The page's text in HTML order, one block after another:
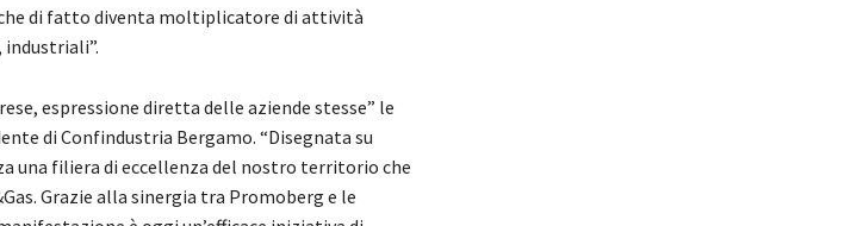
di fatto diventa moltiplicatore di attività
espressione diretta delle aziende stesse” le
di Confindustria Bergamo. “Disegnata su
una filiera di eccellenza del nostro territorio che
Grazie alla sinergia tra Promoberg e le